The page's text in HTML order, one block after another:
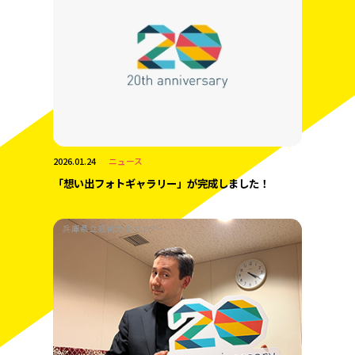
2026.01.24 ニュース
「想い出フォトギャラリー」が完成しました！